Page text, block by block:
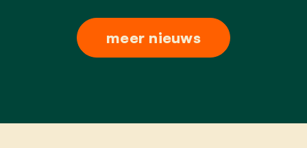
meer nieuws